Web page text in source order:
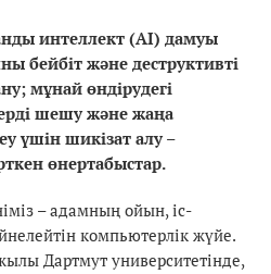
интеллект (AI) дамуы
бейбіт және деструктивті
мұнай өндірудегі
шешу және жаңа
үшін шикізат алу –
өнертабыстар.
– адамның ойын, іс-
компьютерлік жүйе.
Дартмут университетінде,